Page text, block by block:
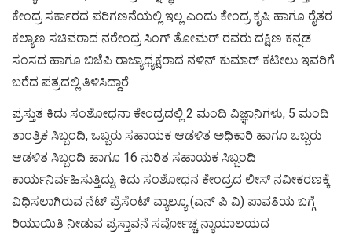
ಕೇಂದ್ರ ಸರ್ಕಾರದ ಪರಿಗಣನೆಯಲ್ಲಿ ಇಲ್ಲ ಎಂದು ಕೇಂದ್ರ ಕೃಷಿ ಹಾಗೂ ರೈತರ
ಕಲ್ಯಾಣ ಸಚಿವರಾದ ನರೇಂದ್ರ ಸಿಂಗ್ ತೋಮರ್ ರವರು ದಕ್ಷಿಣ ಕನ್ನಡ
ಸಂಸದ ಹಾಗೂ ಬಿಜೆಪಿ ರಾಜ್ಯಾಧ್ಯಕ್ಷರಾದ ನಳಿನ್ ಕುಮಾರ್ ಕಟೀಲು ಇವರಿಗೆ
ಬರೆದ ಪತ್ರದಲ್ಲಿ ತಿಳಿಸಿದ್ದಾರೆ.
ಪ್ರಸ್ತುತ ಕಿದು ಸಂಶೋಧನಾ ಕೇಂದ್ರದಲ್ಲಿ 2 ಮಂದಿ ವಿಜ್ಞಾನಿಗಳು, 5 ಮಂದಿ
ತಾಂತ್ರಿಕ ಸಿಬ್ಬಂದಿ, ಒಬ್ಬರು ಸಹಾಯಕ ಆಡಳಿತ ಅಧಿಕಾರಿ ಹಾಗೂ ಒಬ್ಬರು
ಆಡಳಿತ ಸಿಬ್ಬಂದಿ ಹಾಗೂ 16 ನುರಿತ ಸಹಾಯಕ ಸಿಬ್ಬಂದಿ
ಕಾರ್ಯನಿರ್ವಹಿಸುತ್ತಿದ್ದು, ಕಿದು ಸಂಶೋಧನ ಕೇಂದ್ರದ ಲೀಸ್ ನವೀಕರಣಕ್ಕೆ
ವಿಧಿಸಲಾಗಿರುವ ನೆಟ್ ಪ್ರೆಸೆಂಟ್ ವ್ಯಾಲ್ಯೂ (ಎನ್ ಪಿ ವಿ) ಪಾವತಿಯ ಬಗ್ಗೆ
ರಿಯಾಯಿತಿ ನೀಡುವ ಪ್ರಸ್ತಾವನೆ ಸರ್ವೋಚ್ಚ ನ್ಯಾಯಾಲಯದ